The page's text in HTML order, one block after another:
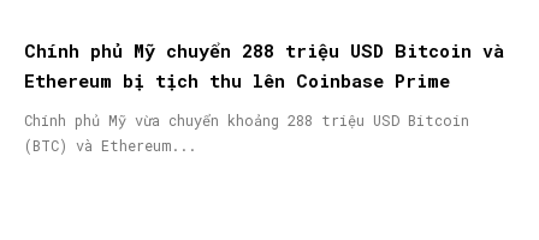
Chính phủ Mỹ chuyển 288 triệu USD Bitcoin và
Ethereum bị tịch thu lên Coinbase Prime
Chính phủ Mỹ vừa chuyển khoảng 288 triệu USD Bitcoin
(BTC) và Ethereum...